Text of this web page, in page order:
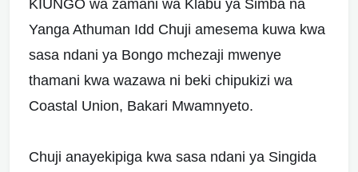
KIUNGO wa zamani wa Klabu ya Simba na
Yanga Athuman Idd Chuji amesema kuwa kwa
sasa ndani ya Bongo mchezaji mwenye
thamani kwa wazawa ni beki chipukizi wa
Coastal Union, Bakari Mwamnyeto.
Chuji anayekipiga kwa sasa ndani ya Singida